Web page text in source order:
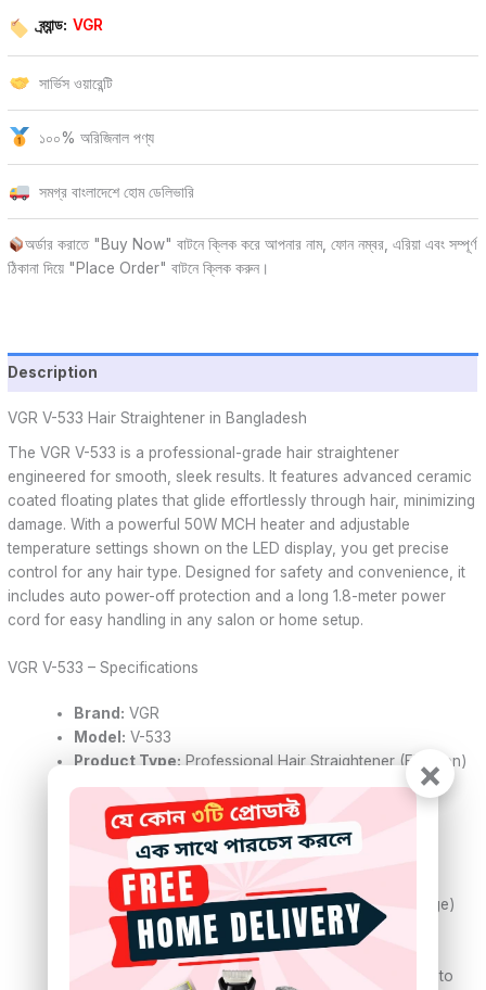
ব্র্যান্ড: VGR
সার্ভিস ওয়ারেন্টি
১০০% অরিজিনাল পণ্য
সমগ্র বাংলাদেশে হোম ডেলিভারি
অর্ডার করাতে "Buy Now" বাটনে ক্লিক করে আপনার নাম, ফোন নম্বর, এরিয়া এবং সম্পূর্ণ
ঠিকানা দিয়ে "Place Order" বাটনে ক্লিক করুন।
Description
VGR V-533 Hair Straightener in Bangladesh
The VGR V-533 is a professional-grade hair straightener
engineered for smooth, sleek results. It features advanced ceramic
coated floating plates that glide effortlessly through hair, minimizing
damage. With a powerful 50W MCH heater and adjustable
temperature settings shown on the LED display, you get precise
control for any hair type. Designed for safety and convenience, it
includes auto power-off protection and a long 1.8-meter power
cord for easy handling in any salon or home setup.
VGR V-533 – Specifications
Brand: VGR
Model: V-533
Product Type:Professional Hair Straightener (Flat Iron)
Plate Material:Ceramic Coating
Plate Type:Floating Plates
Power Source:Electric, Corded Only
Cord Length: 1.8 meters
Power:50W
Rated Voltage:AC 110-240V, 50-60Hz (Dual Voltage)
Heater Type:MCH (Metal Ceramic Heater)
Display: LED Digital Display
Key Functions:Adjustable Temperature Control, Auto
×